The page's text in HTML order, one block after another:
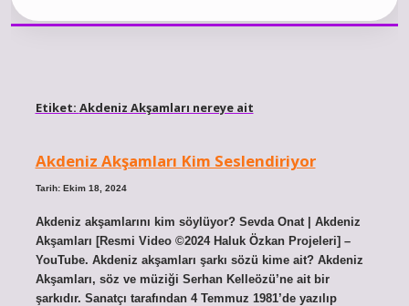
Etiket: Akdeniz Akşamları nereye ait
Akdeniz Akşamları Kim Seslendiriyor
Tarih: Ekim 18, 2024
Akdeniz akşamlarını kim söylüyor? Sevda Onat | Akdeniz
Akşamları [Resmi Video ©2024 Haluk Özkan Projeleri] –
YouTube. Akdeniz akşamları şarkı sözü kime ait? Akdeniz
Akşamları, söz ve müziği Serhan Kelleözü’ne ait bir
şarkıdır. Sanatçı tarafından 4 Temmuz 1981’de yazılıp